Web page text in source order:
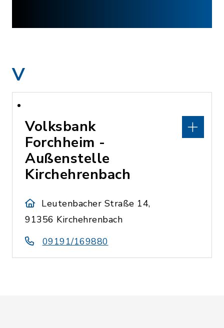
V
Volksbank
Forchheim -
Außenstelle
Kirchehrenbach
Leutenbacher Straße 14,
91356 Kirchehrenbach
09191/169880